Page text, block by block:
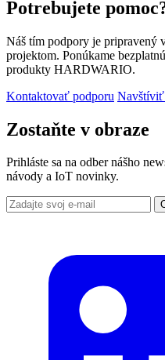
Potrebujete
Náš tím podpory je pripravený
projektom. Ponúkame
produkty HARDWARIO.
Kontaktovať podporu
Zostaňte v obraze
Prihláste sa na odber nášho
návody a IoT novinky.